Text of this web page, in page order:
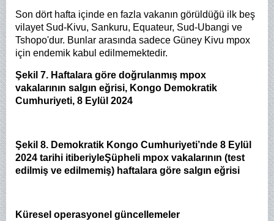
Son dört hafta içinde en fazla vakanın görüldüğü ilk beş
vilayet Sud-Kivu, Sankuru, Equateur, Sud-Ubangi ve
Tshopo'dur. Bunlar arasında sadece Güney Kivu mpox
için endemik kabul edilmemektedir.
Şekil 7. Haftalara göre doğrulanmış mpox
vakalarının salgın eğrisi, Kongo Demokratik
Cumhuriyeti, 8 Eylül 2024
Şekil 8. Demokratik Kongo Cumhuriyeti’nde 8 Eylül
2024 tarihi itiberiyleŞüpheli mpox vakalarının (test
edilmiş ve edilmemiş) haftalara göre salgın eğrisi
Küresel operasyonel güncellemeler